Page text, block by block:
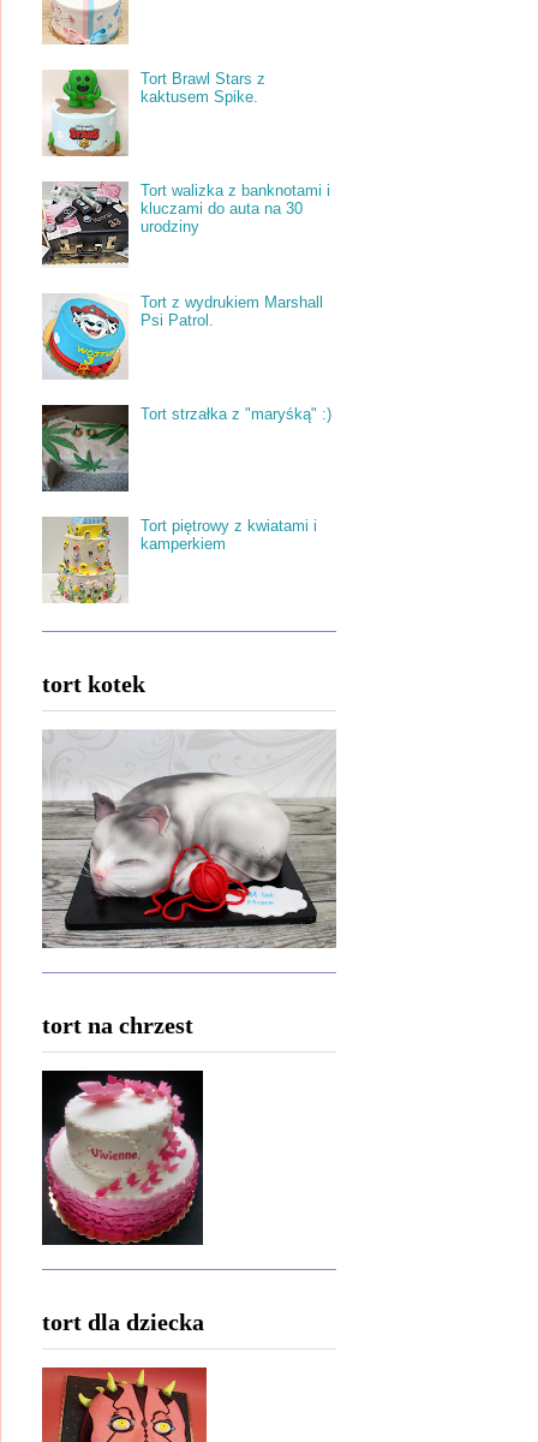
Tort Brawl Stars z
kaktusem Spike.
Tort walizka z banknotami i
kluczami do auta na 30
urodziny
Tort z wydrukiem Marshall
Psi Patrol.
Tort strzałka z "maryśką" :)
Tort piętrowy z kwiatami i
kamperkiem
tort kotek
tort na chrzest
tort dla dziecka